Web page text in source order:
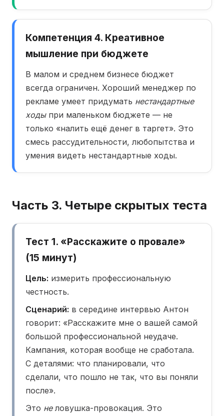
Компетенция 4. Креативное
мышление при бюджете
В малом и среднем бизнесе бюджет
всегда ограничен. Хороший менеджер по
рекламе умеет придумать нестандартные
ходыпри маленьком бюджете — не
только «налить ещё денег в таргет». Это
смесь рассудительности, любопытства и
умения видеть нестандартные ходы.
Часть 3. Четыре скрытых теста
Тест 1. «Расскажите о провале»
(15 минут)
Цель: измерить профессиональную
честность.
Сценарий: в середине интервью Антон
говорит: «Расскажите мне о вашей самой
большой профессиональной неудаче.
Кампания, которая вообще не сработала.
С деталями: что планировали, что
сделали, что пошло не так, что вы поняли
после».
Это неловушка-провокация. Это